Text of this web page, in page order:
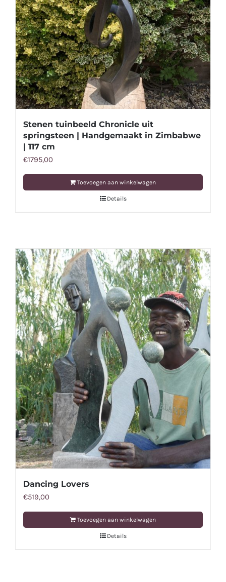
Stenen tuinbeeld Chronicle uit
springsteen | Handgemaakt in Zimbabwe
| 117 cm
€1795,00
Toevoegen aan winkelwagen
Details
Dancing Lovers
€519,00
Toevoegen aan winkelwagen
Details